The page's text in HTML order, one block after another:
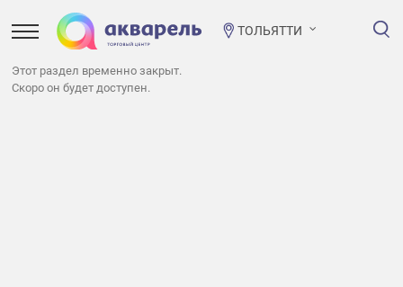
ТОЛЬЯТТИ
Этот раздел временно закрыт.
Скоро он будет доступен.